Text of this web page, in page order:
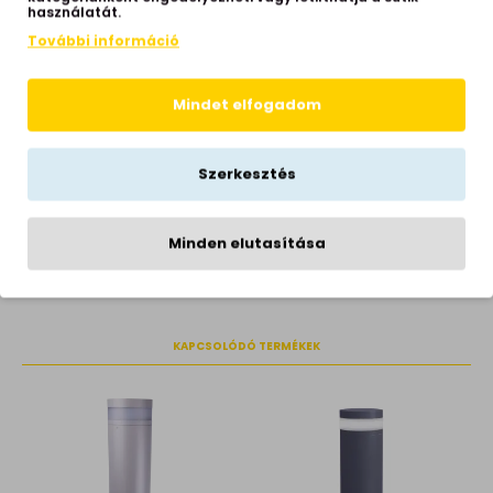
483 lumen
Élettartam
>72.000 óra
230 Volt
Garancia
2 év
KAPCSOLÓDÓ TERMÉKEK
használatát.
További információ
Mindet elfogadom
Szerkesztés
Minden elutasítása